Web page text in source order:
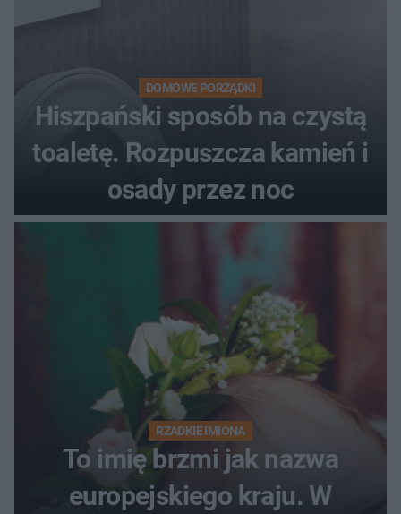
DOMOWE PORZĄDKI
Hiszpański sposób na czystą
toaletę. Rozpuszcza kamień i
osady przez noc
RZADKIE IMIONA
To imię brzmi jak nazwa
europejskiego kraju. W